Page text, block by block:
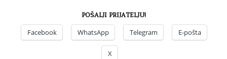
POŠALJI PRIJATELJU!
Facebook WhatsApp Telegram E-pošta
X